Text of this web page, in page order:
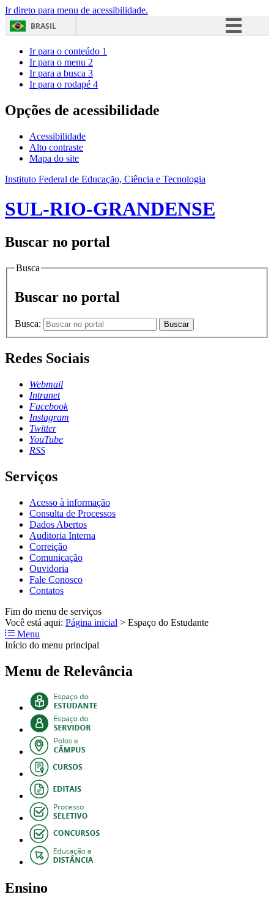
Ir direto para menu de acessibilidade.
BRASIL
Acesso à informação
Ir para o conteúdo 1
Ir para o menu 2
Ir para a busca 3
Ir para o rodapé 4
Opções de acessibilidade
Acessibilidade
Alto contraste
Mapa do site
Instituto Federal de Educação, Ciência e Tecnologia
SUL-RIO-GRANDENSE
Buscar no portal
Busca
Buscar no portal
Busca: Buscar
Redes Sociais
Webmail
Intranet
Facebook
Instagram
Twitter
YouTube
RSS
Serviços
Acesso à informação
Consulta de Processos
Dados Abertos
Auditoria Interna
Correição
Comunicação
Ouvidoria
Fale Conosco
Contatos
Fim do menu de serviços
Você está aqui: Página inicial > Espaço do Estudante
Menu
Início do menu principal
Menu de Relevância
Ensino